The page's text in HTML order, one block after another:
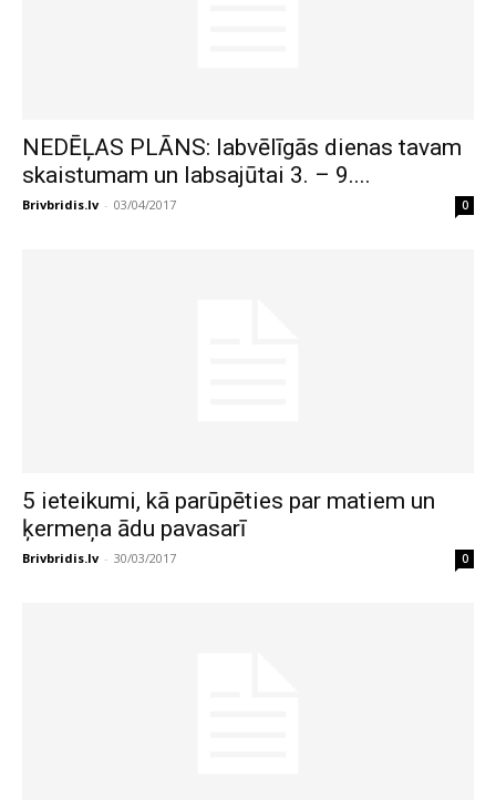
NEDĒĻAS PLĀNS: labvēlīgās dienas tavam
skaistumam un labsajūtai 3. – 9....
Brivbridis.lv - 03/04/2017 0
5 ieteikumi, kā parūpēties par matiem un
ķermeņa ādu pavasarī
Brivbridis.lv - 30/03/2017 0